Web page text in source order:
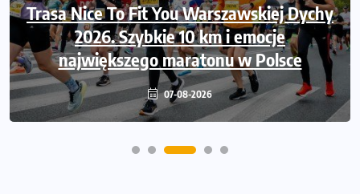
Trasa Nice To Fit You Warszawskiej Dychy
2026. Szybkie 10 km i emocje
największego maratonu w Polsce
07-08-2026
Ruszają zapisy na Nice To Fit You Mini
Maraton przy okazji 48. Maratonu
Warszawskiego
06-08-2026